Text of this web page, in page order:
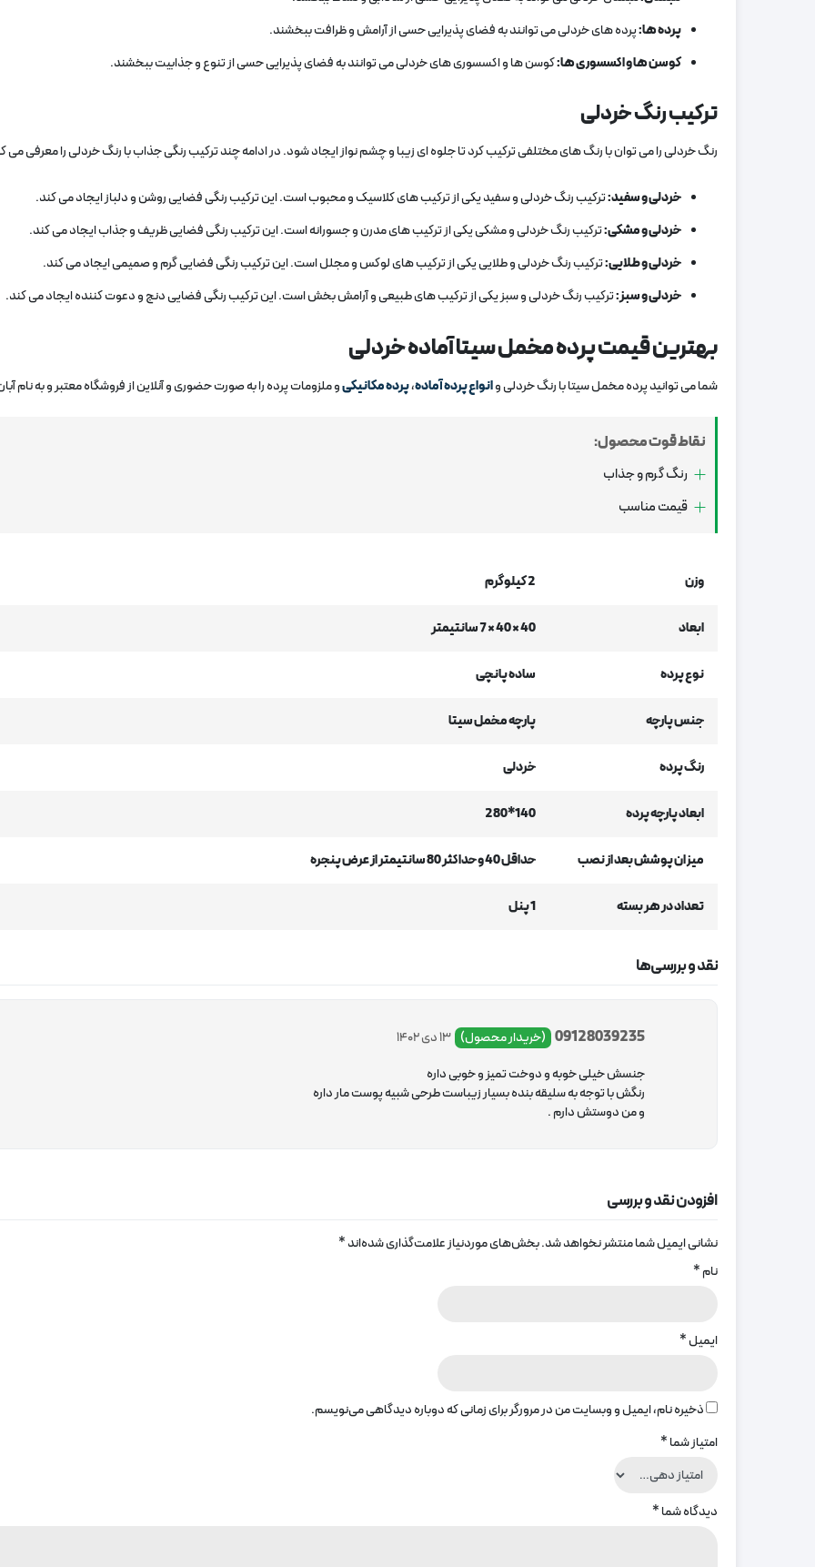
پرده‌ ها:پرده‌ های خردلی می‌ توانند به فضای پذیرایی حسی از آرامش و ظرافت ببخشند.
کوسن‌ ها و اکسسوری‌ ها:کوسن‌ ها و اکسسوری‌ های خردلی می‌ توانند به فضای پذیرایی حسی از تنوع و جذابیت ببخشند.
ترکیب رنگ خردلی
رنگ خردلی را می‌ توان با رنگ‌ های مختلفی ترکیب کرد تا جلوه‌ ای زیبا و چشم‌ نواز ایجاد شود. در ادامه چند ترکیب رنگی جذاب با رنگ خردلی را معرفی می‌
خردلی و سفید:ترکیب رنگ خردلی و سفید یکی از ترکیب‌ های کلاسیک و محبوب است. این ترکیب رنگی فضایی روشن و دلباز ایجاد می‌ کند.
خردلی و مشکی:ترکیب رنگ خردلی و مشکی یکی از ترکیب‌ های مدرن و جسورانه است. این ترکیب رنگی فضایی ظریف و جذاب ایجاد می‌ کند.
خردلی و طلایی:ترکیب رنگ خردلی و طلایی یکی از ترکیب‌ های لوکس و مجلل است. این ترکیب رنگی فضایی گرم و صمیمی ایجاد می‌ کند.
خردلی و سبز:ترکیب رنگ خردلی و سبز یکی از ترکیب‌ های طبیعی و آرامش‌ بخش است. این ترکیب رنگی فضایی دنج و دعوت‌ کننده ایجاد می‌ کند.
بهترین قیمت پرده مخمل سیتا آماده خردلی
شما می توانید پرده مخمل سیتا با رنگ خردلی وانواع پرده آماده،پرده مکانیکیو ملزومات پرده را به صورت حضوری و آنلاین از فروشگاه معتبر و به نام
نقاط قوت محصول:
رنگ گرم و جذاب
قیمت مناسب
وزن 2 کیلوگرم
ابعاد 40 × 40 × 7 سانتیمتر
نوع پرده ساده پانچی
جنس پارچه پارچه مخمل سیتا
رنگ پرده خردلی
ابعاد پارچه پرده 140*280
میزان پوشش بعد از نصب حداقل 40 و حداکثر 80 سانتیمتر از عرض پنجره
تعداد در هر بسته 1 پنل
نقد و بررسی‌ها
09128039235 (خریدار محصول) 13 دی 1402
جنسش خیلی خوبه و دوخت تمیز و خوبی داره
رنگش با توجه به سلیقه بنده بسیار زیباست طرحی شبیه پوست مار داره
و من دوستش دارم .
افزودن نقد و بررسی
نشانی ایمیل شما منتشر نخواهد شد.بخش‌های موردنیاز علامت‌گذاری شده‌اند*
نام*
ایمیل*
ذخیره نام، ایمیل و وبسایت من در مرورگر برای زمانی که دوباره دیدگاهی می‌نویسم.
امتیاز شما*
دیدگاه شما*